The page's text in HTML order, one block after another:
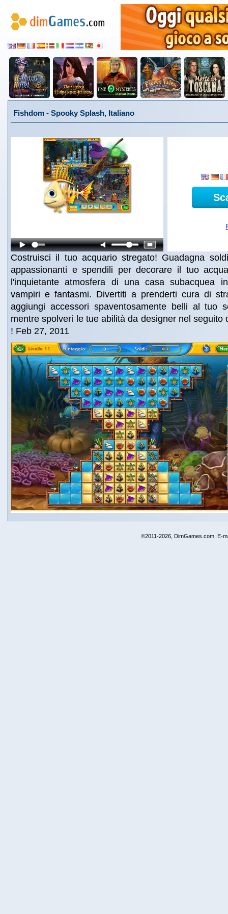
Fishdom - Spooky Splash, Italiano
Costruisci il tuo acquario stregato! Guadagna
appassionanti e spendili per decorare il tuo
l'inquietante atmosfera di una casa subacquea
vampiri e fantasmi. Divertiti a prenderti cura di
aggiungi accessori spaventosamente belli al tuo
mentre spolveri le tue abilità da designer nel seguito
! Feb 27, 2011
©2011-2026, DimGames.com. E-